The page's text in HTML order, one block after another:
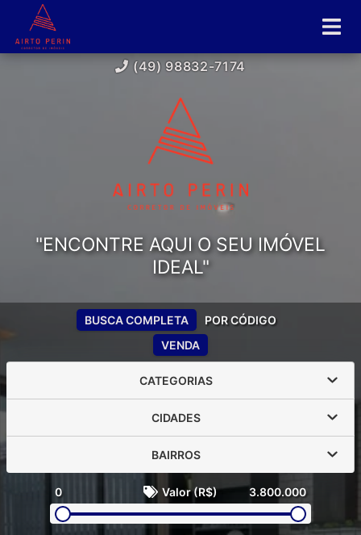
(49) 98832-7174
"ENCONTRE AQUI O SEU IMÓVEL
IDEAL"
VENDA
BUSCA COMPLETA POR CÓDIGO
CATEGORIAS
CIDADES
BAIRROS
0 Valor (R$) 3.800.000